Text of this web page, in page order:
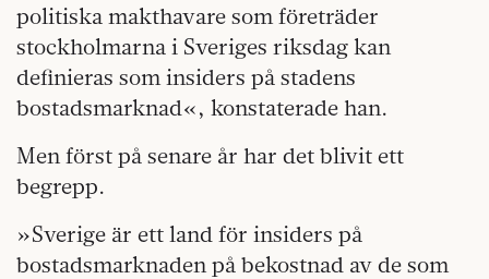
politiska makthavare som företräder
stockholmarna i Sveriges riksdag kan
definieras som insiders på stadens
bostadsmarknad«, konstaterade han.
Men först på senare år har det blivit ett
begrepp.
»Sverige är ett land för insiders på
bostadsmarknaden på bekostnad av de som